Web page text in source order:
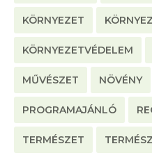
KÖRNYEZET
KÖRNYEZETVÉDELEM
MŰVÉSZET NÖVÉNY
PROGRAMAJÁNLÓ
TERMÉSZET